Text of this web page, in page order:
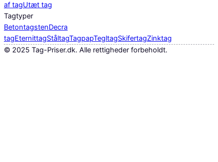
af tagUtæt tag
Tagtyper
BetontagstenDecra
tagEternittagStåltagTagpapTegltagSkifertagZinktag
© 2025 Tag-Priser.dk. Alle rettigheder forbeholdt.